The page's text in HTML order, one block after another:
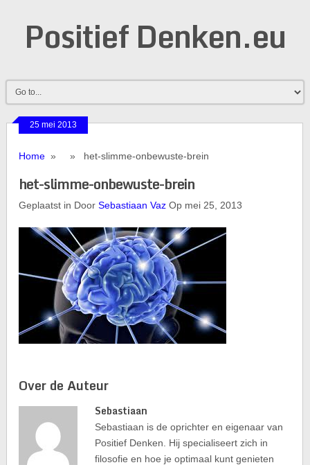
Positief Denken.eu
25 mei 2013
Home » » het-slimme-onbewuste-brein
het-slimme-onbewuste-brein
Geplaatst in DoorSebastiaan Vaz Op mei 25, 2013
Over de Auteur
Sebastiaan
Sebastiaan is de oprichter en eigenaar van
Positief Denken. Hij specialiseert zich in
filosofie en hoe je optimaal kunt genieten